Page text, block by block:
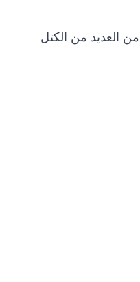
العديد من الكتل